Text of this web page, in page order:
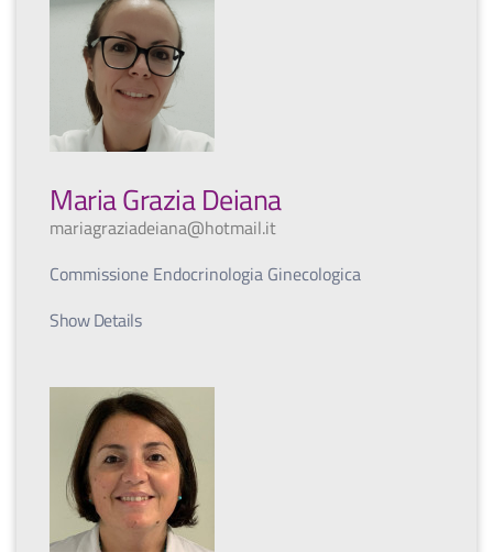
Maria Grazia Deiana
mariagraziadeiana@hotmail.it
Commissione Endocrinologia Ginecologica
Show Details